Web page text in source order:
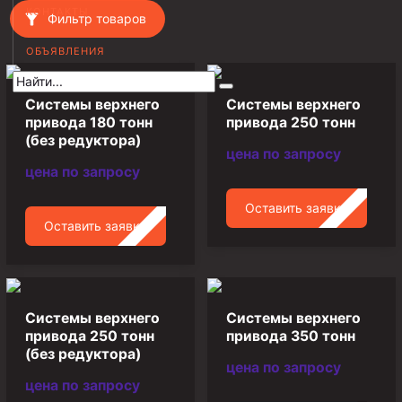
КОНТАКТЫ
ОБЪЯВЛЕНИЯ
Муфта НКВ 73
Муфта НКВ 60
Муфта НКТ 60
Муфта НКВ 89
Муфта НКТ 48
Муфта НКТ 33
Обсадные трубы и муфты к ним
ГОСТ 31446-2017
Муфты для обсадных труб
Муфта ОТТМ 102
Фильтр товаров
Системы верхнего
привода 180 тонн
(без редуктора)
цена по запросу
Оставить заявку
Системы верхнего
привода 250 тонн
цена по запросу
Оставить заявку
Системы верхнего
привода 250 тонн
(без редуктора)
цена по запросу
Системы верхнего
привода 350 тонн
цена по запросу